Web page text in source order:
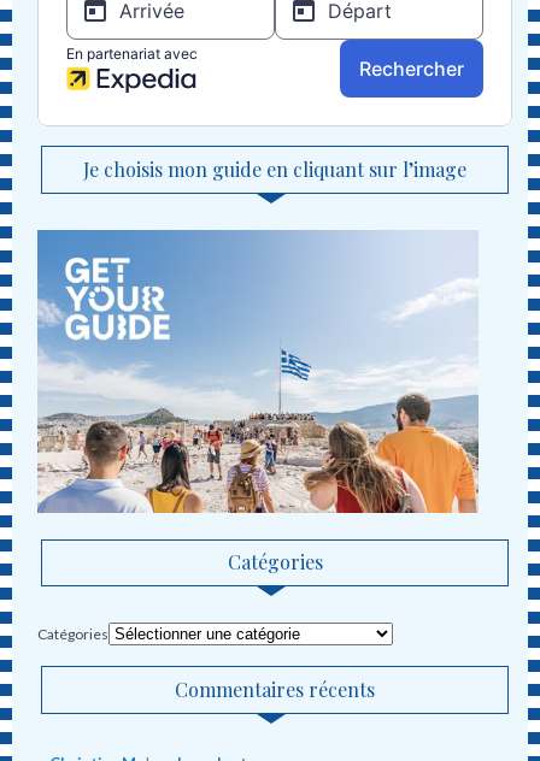
Je choisis mon guide en cliquant sur l’image
Catégories
Catégories
Commentaires récents